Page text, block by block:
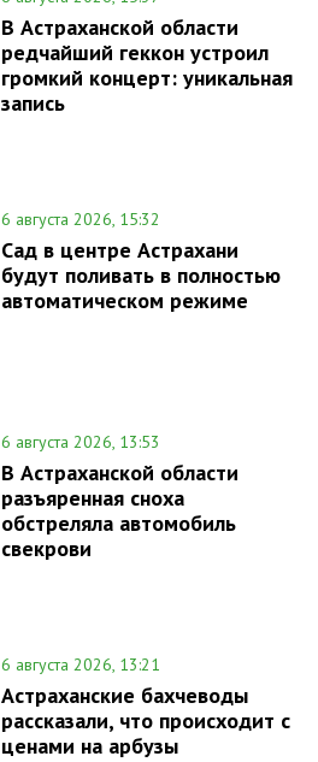
В Астраханской области
редчайший геккон устроил
громкий концерт: уникальная
запись
6 августа 2026, 15:32
Сад в центре Астрахани
будут поливать в полностью
автоматическом режиме
6 августа 2026, 13:53
В Астраханской области
разъяренная сноха
обстреляла автомобиль
свекрови
6 августа 2026, 13:21
Астраханские бахчеводы
рассказали, что происходит с
ценами на арбузы